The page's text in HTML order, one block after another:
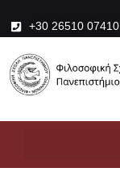
+30 26510 07410